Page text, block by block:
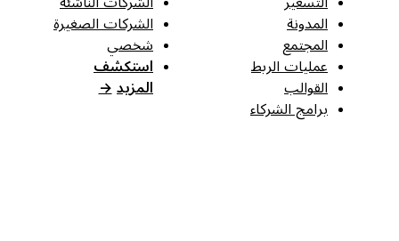
المدونة
المجتمع
عمليات الربط
القوالب
برامج الشركاء
الشركات الصغيرة
شخصي
استكشف
المزيد →